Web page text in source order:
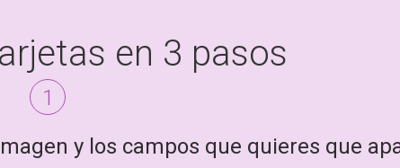
en 3 pasos
1
y los campos que quieres que